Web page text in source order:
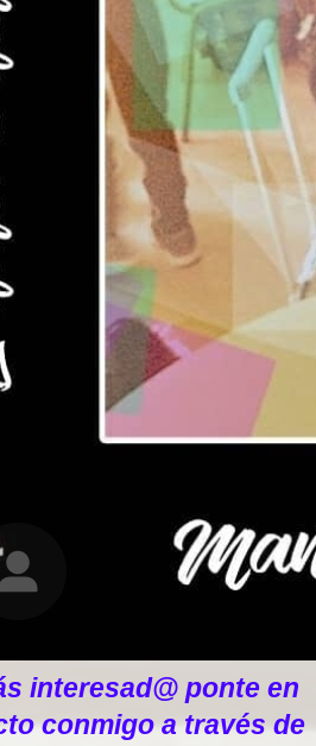
interesad@ ponte en
conmigo a través de